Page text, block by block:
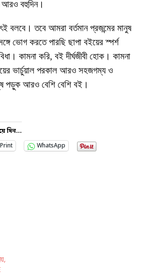
আরও বহুদিন।
বলবে। তবে আমরা বর্তমান প্রজন্মের মানুষ
ভোগ করতে পারছি ছাপা বইয়ের স্পর্শ
কামনা করি, বই দীর্ঘজীবী হোক। কামনা
ভার্চুয়াল পরকাল আরও সহজগম্য ও
পড়ুক আরও বেশি বেশি বই।
দিন...
Print
WhatsApp